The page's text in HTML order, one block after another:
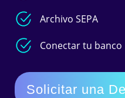
Archivo SEPA
Conectar tu banco
Solicitar una